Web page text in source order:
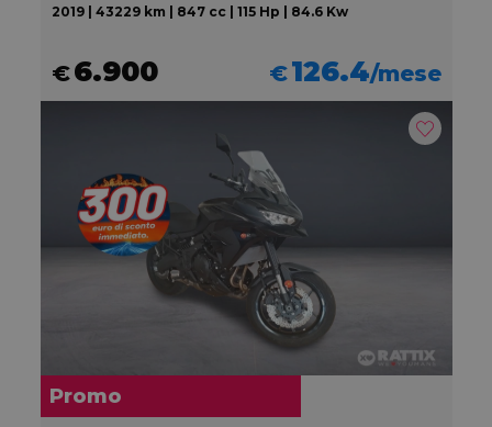
2019 | 43229 km | 847 cc | 115 Hp | 84.6 Kw
€6.900 €126.4/mese
Promo